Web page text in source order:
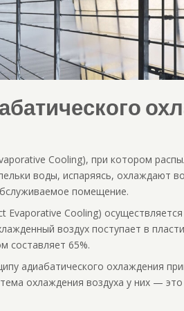
Cooling), при котором
воды, испаряясь, охлаждают
помещение.
Evaporative Cooling)
воздух поступает в
составляет 65%.
адиабатического охлаждения
охлаждения воздуха у них —